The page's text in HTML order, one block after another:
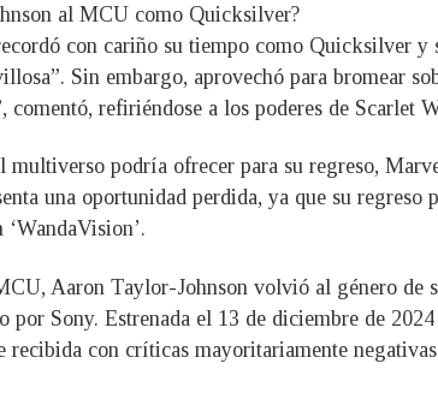
al MCU como Quicksilver?
con cariño su tiempo como Quicksilver
Sin embargo, aprovechó para bromear
refiriéndose a los poderes de Scarlet
multiverso podría ofrecer para su regreso,
una oportunidad perdida, ya que su
Aaron Taylor-Johnson volvió al género de
Sony. Estrenada el 13 de diciembre de
con críticas mayoritariamente